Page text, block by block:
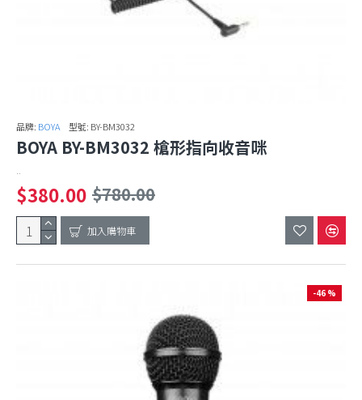
品牌: BOYA 型號: BY-BM3032
BOYA BY-BM3032 槍形指向收音咪
..
$380.00 $780.00
加入購物車
-46 %